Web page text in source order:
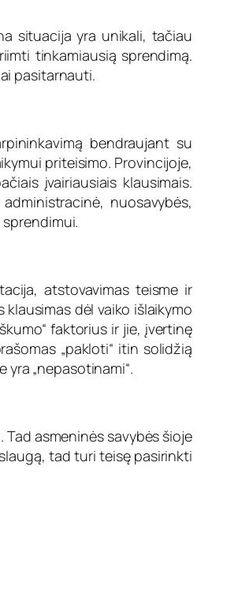
situacija yra unikali, tačiau
tinkamiausią sprendimą.
pasitarnauti.
bendraujant su
priteisimo. Provincijoje,
įvairiausiais klausimais.
nuosavybės,
atstovavimas teisme ir
dėl vaiko išlaikymo
faktorius ir jie, įvertinę
„pakloti“ itin solidžią
„nepasotinami“.
asmeninės savybės šioje
tad turi teisę pasirinkti